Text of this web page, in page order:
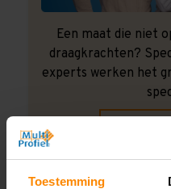
Toestemming
Een maat die niet
draagkrachten?
experts werken het